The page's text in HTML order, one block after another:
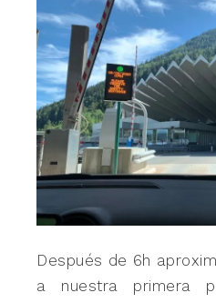
Después de 6h
a nuestra primera